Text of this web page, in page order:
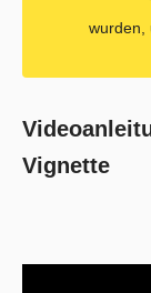
wurden,
Vignette